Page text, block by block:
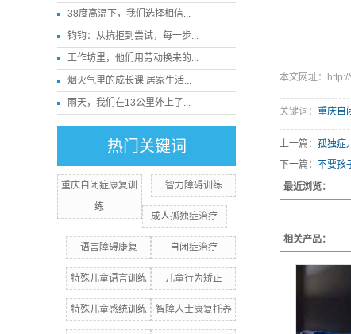
38度高温下，我们选择相信...
钧钧：从抗拒到尝试，每一步...
工作坊里，他们用劳动换来的...
烟火气里的成长课|居家生活...
雨天，我们在13公里外上了...
热门关键词
重庆自闭症康复训
练
智力障碍训练
成人孤独症治疗
语言障碍康复 自闭症治疗
特殊儿童语言训练 儿童行为矫正
特殊儿童感统训练 智障人士康复托养
本文网址：
关键词： 重庆自
上一篇： 孤独
下一篇： 不要
最近浏览：
相关产品：